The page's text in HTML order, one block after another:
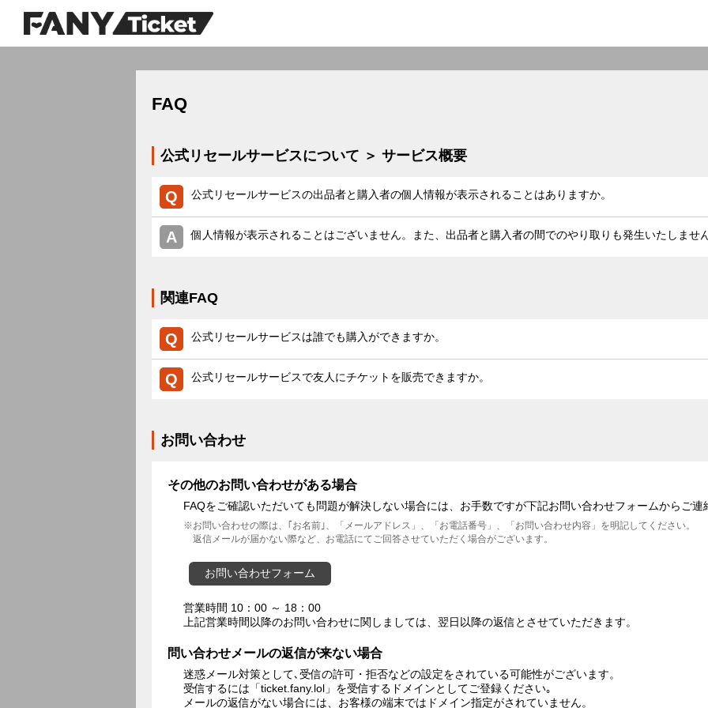
FAQ
公式リセールサービスについて ＞ サービス概要
公式リセールサービスの出品者と購入者の個人情報が表示されることはありますか。
個人情報が表示されることはございません。また、出品者と購入者の間でのやり取りも発生いたしませ
関連FAQ
公式リセールサービスは誰でも購入ができますか。
公式リセールサービスで友人にチケットを販売できますか。
お問い合わせ
その他のお問い合わせがある場合
FAQをご確認いただいても問題が解決しない場合には、お手数ですが下記お問い合わせフォームからご連
お問い合わせの際は、｢お名前｣、「メールアドレス」、「お電話番号」、「お問い合わせ内容」を明記してください。
返信メールが届かない際など、お電話にてご回答させていただく場合がございます。
お問い合わせフォーム
営業時間 10：00 ～ 18：00
上記営業時間以降のお問い合わせに関しましては、翌日以降の返信とさせていただきます。
問い合わせメールの返信が来ない場合
迷惑メール対策として､受信の許可・拒否などの設定をされている可能性がございます。
受信するには「ticket.fany.lol」を受信するドメインとしてご登録ください｡
メールの返信がない場合には、お客様の端末ではドメイン指定がされていません。